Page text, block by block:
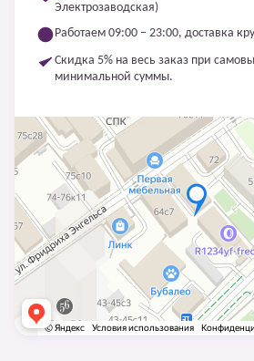
Электрозаводская)
Работаем 09:00 – 23:00, доставка
Скидка 5% на весь заказ при
минимальной суммы.